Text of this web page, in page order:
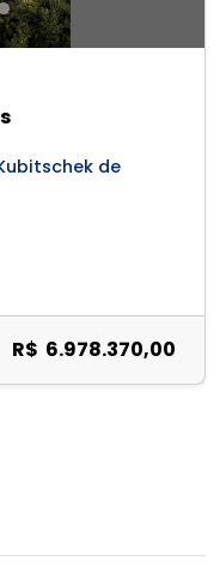
de
R$ 6.978.370,00